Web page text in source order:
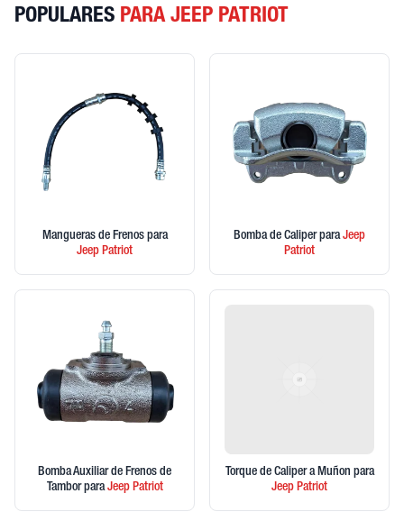
POPULARES PARA JEEP PATRIOT
Mangueras de Frenos para
Jeep Patriot
Bomba de Caliper paraJeep
Patriot
Bomba Auxiliar de Frenos de
Tambor paraJeepPatriot
Torque de Caliper a Muñon para
Jeep Patriot